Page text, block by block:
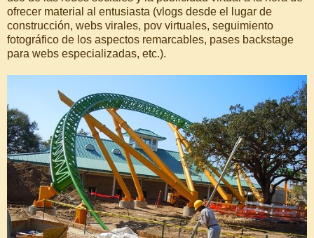
ofrecer material al entusiasta (vlogs desde el lugar de
construcción, webs virales, pov virtuales, seguimiento
fotográfico de los aspectos remarcables, pases backstage
para webs especializadas, etc.).